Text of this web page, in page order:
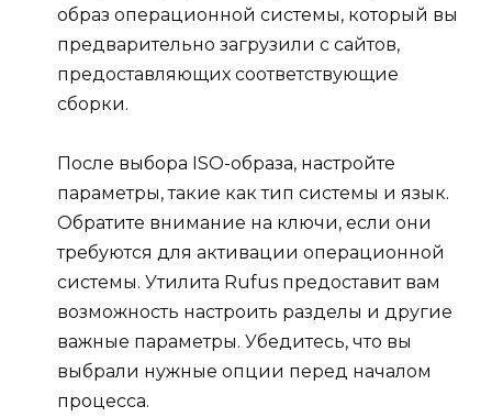
образ операционной системы, который вы
предварительно загрузили с сайтов,
предоставляющих соответствующие
сборки.
После выбора ISO-образа, настройте
параметры, такие как тип системы и язык.
Обратите внимание на ключи, если они
требуются для активации операционной
системы. Утилита Rufus предоставит вам
возможность настроить разделы и другие
важные параметры. Убедитесь, что вы
выбрали нужные опции перед началом
процесса.